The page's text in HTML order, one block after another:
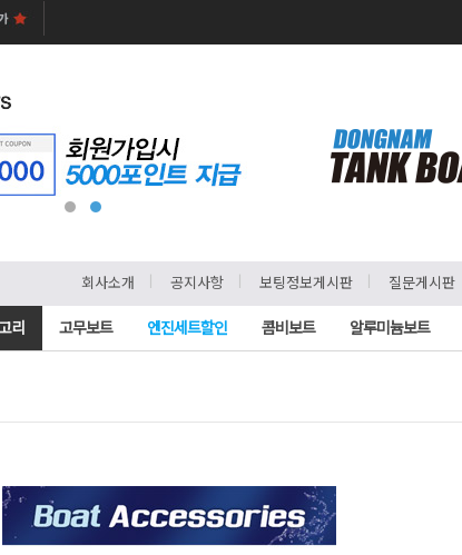
회사소개 공지사항 보팅정보게시판 질문게시판
리 고무보트 엔진세트할인 콤비보트 알루미늄보트